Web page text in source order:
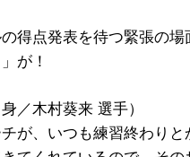
得点発表を待つ緊張の場
が！
身／木村葵来 選手）
チが、いつも練習終わり